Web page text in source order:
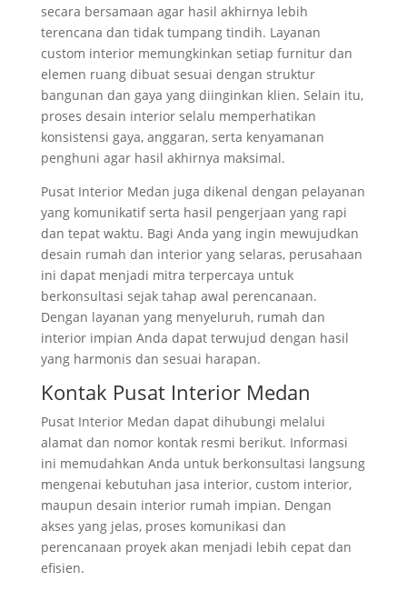
secara bersamaan agar hasil akhirnya lebih
terencana dan tidak tumpang tindih. Layanan
custom interior memungkinkan setiap furnitur dan
elemen ruang dibuat sesuai dengan struktur
bangunan dan gaya yang diinginkan klien. Selain itu,
proses desain interior selalu memperhatikan
konsistensi gaya, anggaran, serta kenyamanan
penghuni agar hasil akhirnya maksimal.
Pusat Interior Medan juga dikenal dengan pelayanan
yang komunikatif serta hasil pengerjaan yang rapi
dan tepat waktu. Bagi Anda yang ingin mewujudkan
desain rumah dan interior yang selaras, perusahaan
ini dapat menjadi mitra terpercaya untuk
berkonsultasi sejak tahap awal perencanaan.
Dengan layanan yang menyeluruh, rumah dan
interior impian Anda dapat terwujud dengan hasil
yang harmonis dan sesuai harapan.
Kontak Pusat Interior Medan
Pusat Interior Medan dapat dihubungi melalui
alamat dan nomor kontak resmi berikut. Informasi
ini memudahkan Anda untuk berkonsultasi langsung
mengenai kebutuhan jasa interior, custom interior,
maupun desain interior rumah impian. Dengan
akses yang jelas, proses komunikasi dan
perencanaan proyek akan menjadi lebih cepat dan
efisien.